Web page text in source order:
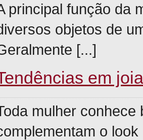
principal função da
objetos de
[...]
em
mulher
o